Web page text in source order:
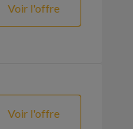
Voir l'offre
Voir l'offre